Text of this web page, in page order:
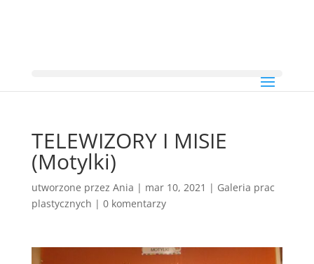
TELEWIZORY I MISIE
(Motylki)
utworzone przez Ania | mar 10, 2021 | Galeria prac
plastycznych | 0 komentarzy